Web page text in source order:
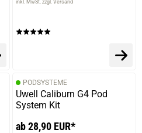
inkl. MwSt. zzgl. Versand
PODSYSTEME
Uwell Caliburn G4 Pod
System Kit
ab 28,90 EUR*